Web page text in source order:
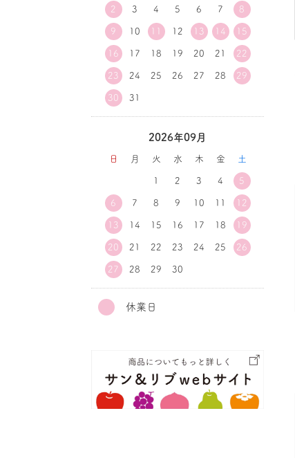
2 3 4 5 6 7 8
9 10 11 12 13 14 15
16 17 18 19 20 21 22
23 24 25 26 27 28 29
30 31
2026年09月
日 月 火 水 木 金 土
1 2 3 4 5
6 7 8 9 10 11 12
13 14 15 16 17 18 19
20 21 22 23 24 25 26
27 28 29 30
休業日